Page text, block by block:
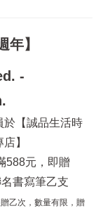
年】
-
【誠品生活時
】
588元，即贈
書寫筆乙支
贈乙次，數量有限，贈